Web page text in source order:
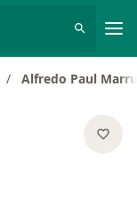
Alfredo Paul